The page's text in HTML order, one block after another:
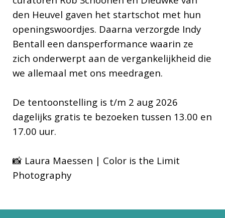
den Heuvel gaven het startschot met hun
openingswoordjes. Daarna verzorgde Indy
Bentall een dansperformance waarin ze
zich onderwerpt aan de vergankelijkheid die
we allemaal met ons meedragen.
De tentoonstelling is t/m 2 aug 2026
dagelijks gratis te bezoeken tussen 13.00 en
17.00 uur.
📸 Laura Maessen | Color is the Limit
Photography